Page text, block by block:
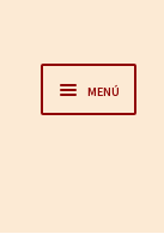
Menú